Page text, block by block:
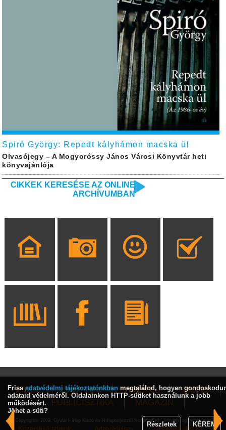
Spiró György: Repedt kályhámon macska ül
Olvasójegy – A Mogyoróssy János Városi Könyvtár heti
könyvajánlója
CIKKEK KERESÉSE AZ ONLINE
ARCHÍVUMBAN
HÍREK KULTÚRA INTERJÚ
SPORT
PUBLICISZTIKA
MAGAZIN
Copyright© 2009, Gyulai Hírlap Kiadó és Hírlapterjesztő Nonprofit Kft. Minden jog fenntartva!
Friss adatvédelmi tájékoztatónkban megtalálod, hogyan
adataid védelméről. Oldalainkon HTTP-sütiket használunk a jobb
működésért.
Jöhet a süti?
Részletek
KÉREM